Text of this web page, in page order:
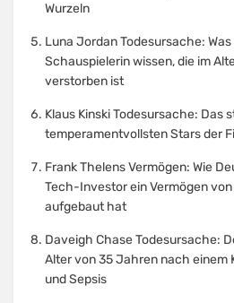
Wurzeln
Luna Jordan Todesursache:
Schauspielerin wissen, die im
verstorben ist
Klaus Kinski Todesursache: Das
temperamentvollsten Stars der
Frank Thelens Vermögen: Wie
Tech-Investor ein Vermögen von
aufgebaut hat
Daveigh Chase Todesursache:
Alter von 35 Jahren nach einem
und Sepsis